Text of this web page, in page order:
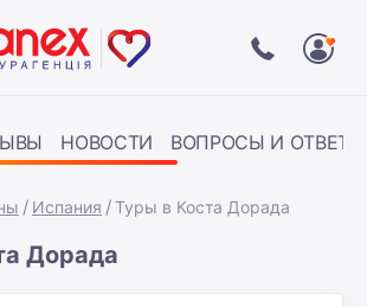
НОВОСТИ ВОПРОСЫ И ОТВЕТЫ
Испания Туры в Коста Дорада
Дорада